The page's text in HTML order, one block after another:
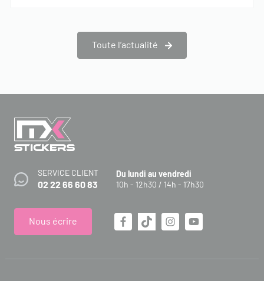
Toute l’actualité
SERVICE CLIENT
02 22 66 60 83
Du lundi au vendredi
10h - 12h30 / 14h - 17h30
Nous écrire